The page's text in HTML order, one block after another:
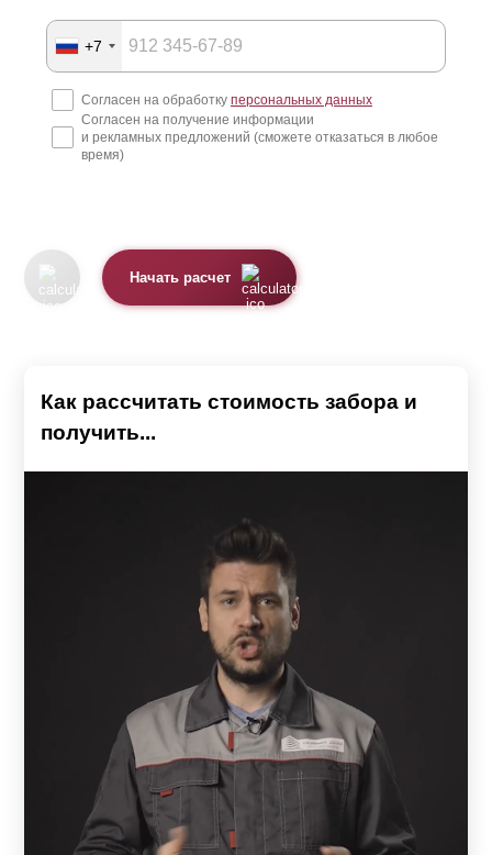
+7
Согласен на обработку персональных данных
Согласен на получение информации
и рекламных предложений (сможете отказаться в любое
время)
Начать расчет
Как рассчитать стоимость забора и
получить...